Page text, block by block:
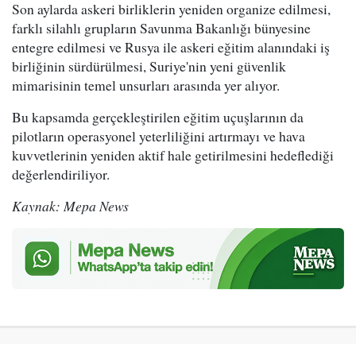
Son aylarda askeri birliklerin yeniden organize edilmesi,
farklı silahlı grupların Savunma Bakanlığı bünyesine
entegre edilmesi ve Rusya ile askeri eğitim alanındaki iş
birliğinin sürdürülmesi, Suriye'nin yeni güvenlik
mimarisinin temel unsurları arasında yer alıyor.
Bu kapsamda gerçekleştirilen eğitim uçuşlarının da
pilotların operasyonel yeterliliğini artırmayı ve hava
kuvvetlerinin yeniden aktif hale getirilmesini hedeflediği
değerlendiriliyor.
Kaynak: Mepa News